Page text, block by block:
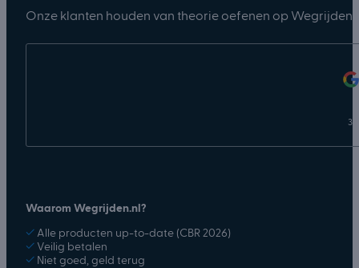
Onze klanten houden van theorie oefenen op
Waarom Wegrijden.nl?
✓ Alle producten up-to-date (CBR 2026)
✓ Veilig betalen
✓ Niet goed, geld terug